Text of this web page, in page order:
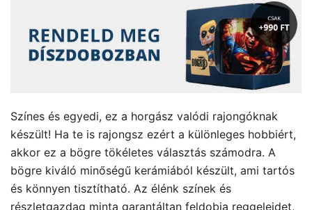
Színes és egyedi, ez a horgász valódi rajongóknak
készült! Ha te is rajongsz ezért a különleges hobbiért,
akkor ez a bögre tökéletes választás számodra. A
bögre kiváló minőségű kerámiából készült, ami tartós
és könnyen tisztítható. Az élénk színek és
részletgazdag minta garantáltan feldobja reggeleidet,